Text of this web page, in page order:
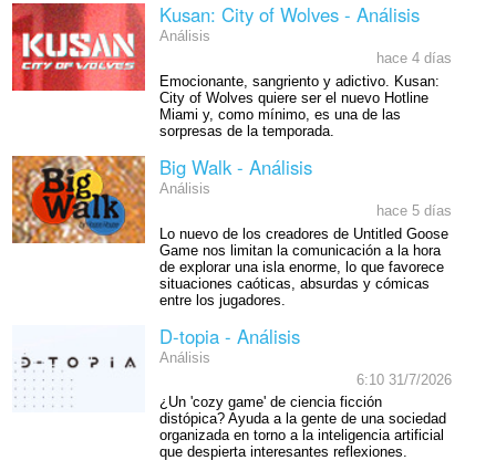
Kusan: City of Wolves - Análisis
Análisis
hace 4 días
Emocionante, sangriento y adictivo. Kusan:
City of Wolves quiere ser el nuevo Hotline
Miami y, como mínimo, es una de las
sorpresas de la temporada.
Big Walk - Análisis
Análisis
hace 5 días
Lo nuevo de los creadores de Untitled Goose
Game nos limitan la comunicación a la hora
de explorar una isla enorme, lo que favorece
situaciones caóticas, absurdas y cómicas
entre los jugadores.
D-topia - Análisis
Análisis
6:10 31/7/2026
¿Un 'cozy game' de ciencia ficción
distópica? Ayuda a la gente de una sociedad
organizada en torno a la inteligencia artificial
que despierta interesantes reflexiones.